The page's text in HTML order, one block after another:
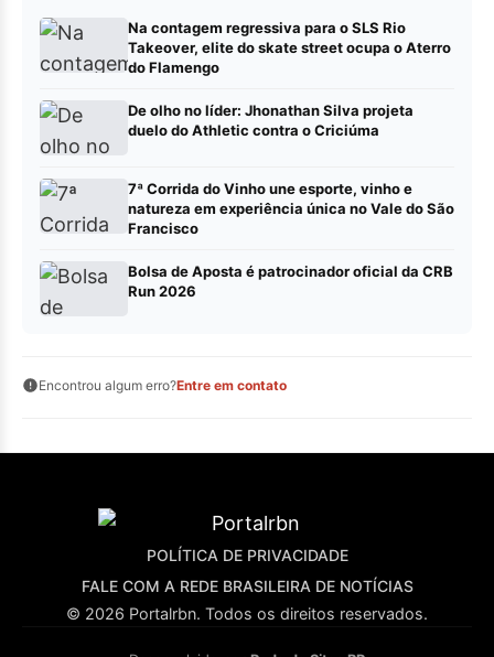
Na contagem regressiva para o SLS Rio
Takeover, elite do skate street ocupa o Aterro
do Flamengo
De olho no líder: Jhonathan Silva projeta
duelo do Athletic contra o Criciúma
7ª Corrida do Vinho une esporte, vinho e
natureza em experiência única no Vale do São
Francisco
Bolsa de Aposta é patrocinador oficial da CRB
Run 2026
Encontrou algum erro?Entre em contato
POLÍTICA DE PRIVACIDADE
FALE COM A REDE BRASILEIRA DE NOTÍCIAS
© 2026 Portalrbn. Todos os direitos reservados.